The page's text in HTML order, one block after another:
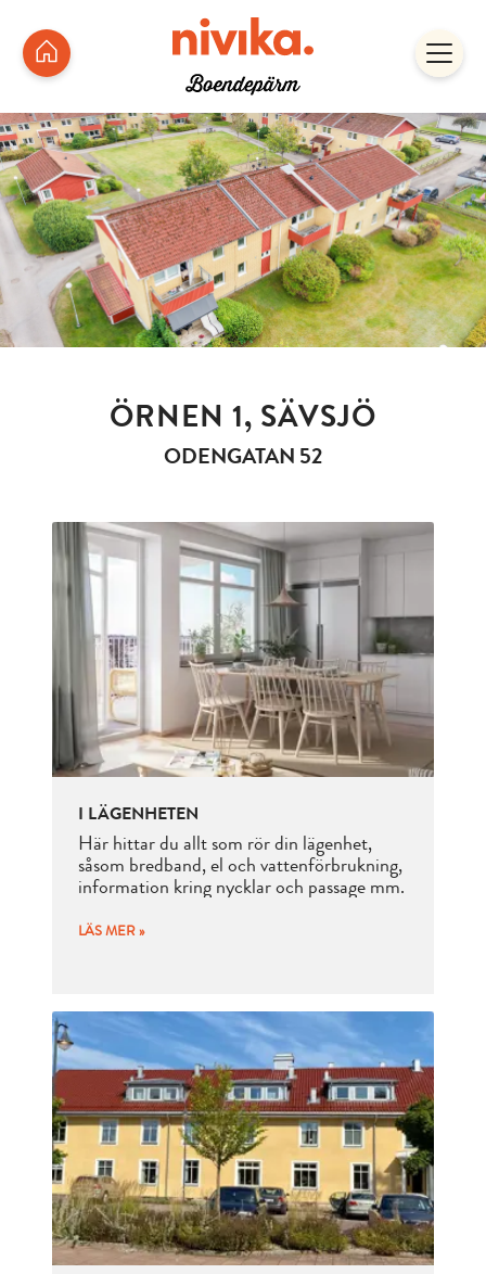
ÖRNEN 1, SÄVSJÖ
ODENGATAN 52
I LÄGENHETEN
Här hittar du allt som rör din lägenhet,
såsom bredband, el och vattenförbrukning,
information kring nycklar och passage mm.
LÄS MER »